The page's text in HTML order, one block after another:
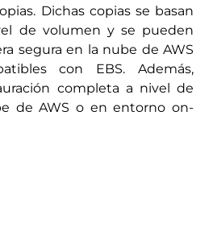
Dichas copias se basan
de volumen y se pueden
segura en la nube de AWS
con EBS. Además,
completa a nivel de
de AWS o en entorno on-